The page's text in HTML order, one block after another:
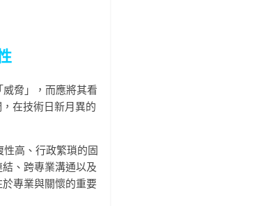
脅」，而應將其看
在技術日新月異的
高、行政繁瑣的固
、跨專業溝通以及
專業與關懷的重要